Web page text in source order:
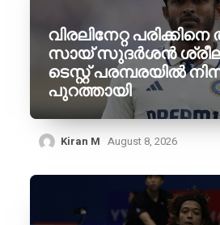
വിരലിനേറ്റ
സായ് സുദർശൻ
ടെസ്റ്റ് പരമ്പരയിൽ
പുറത്തായി
Kiran M August 8, 2026